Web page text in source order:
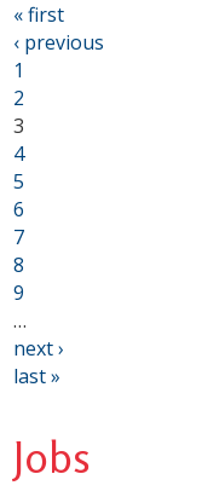
« first
‹ previous
1
2
3
4
5
6
7
8
9
…
next ›
last »
Jobs